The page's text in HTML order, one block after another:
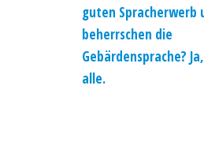
guten Spracherwerb
beherrschen die
Gebärdensprache?
alle.